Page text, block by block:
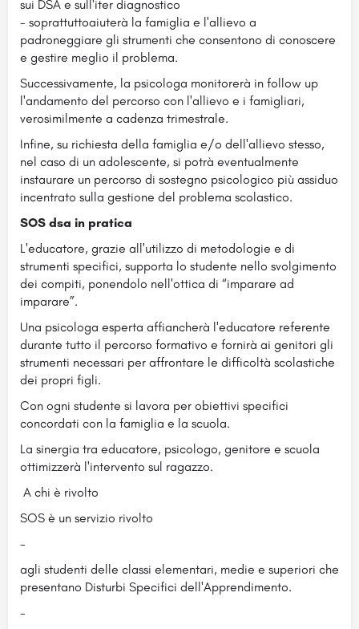
sui DSA e sull'iter diagnostico
- soprattuttoaiuterà la famiglia e l'allievo a
padroneggiare gli strumenti che consentono di conoscere
e gestire meglio il problema.
Successivamente, la psicologa monitorerà in follow up
l'andamento del percorso con l'allievo e i famigliari,
verosimilmente a cadenza trimestrale.
Infine, su richiesta della famiglia e/o dell'allievo stesso,
nel caso di un adolescente, si potrà eventualmente
instaurare un percorso di sostegno psicologico più assiduo
incentrato sulla gestione del problema scolastico.
SOS dsa in pratica
L'educatore, grazie all'utilizzo di metodologie e di
strumenti specifici, supporta lo studente nello svolgimento
dei compiti, ponendolo nell'ottica di “imparare ad
imparare”.
Una psicologa esperta affiancherà l'educatore referente
durante tutto il percorso formativo e fornirà ai genitori gli
strumenti necessari per affrontare le difficoltà scolastiche
dei propri figli.
Con ogni studente si lavora per obiettivi specifici
concordati con la famiglia e la scuola.
La sinergia tra educatore, psicologo, genitore e scuola
ottimizzerà l'intervento sul ragazzo.
A chi è rivolto
SOS è un servizio rivolto
-
agli studenti delle classi elementari, medie e superiori che
presentano Disturbi Specifici dell'Apprendimento.
-